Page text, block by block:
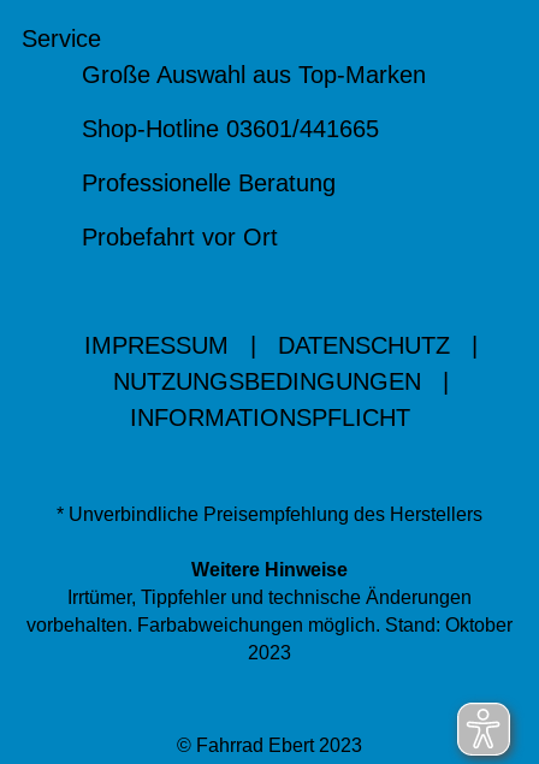
Service
Große Auswahl aus Top-Marken
Shop-Hotline 03601/441665
Professionelle Beratung
Probefahrt vor Ort
IMPRESSUM DATENSCHUTZ
NUTZUNGSBEDINGUNGEN
INFORMATIONSPFLICHT
* Unverbindliche Preisempfehlung des Herstellers
Weitere Hinweise
Irrtümer, Tippfehler und technische Änderungen
vorbehalten. Farbabweichungen möglich. Stand: Oktober
2023
© Fahrrad Ebert 2023